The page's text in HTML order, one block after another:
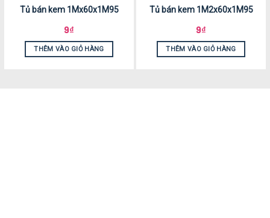
Tủ bán kem 1Mx60x1M95
9₫
THÊM VÀO GIỎ HÀNG
Tủ bán kem 1M2x60x1M95
9₫
THÊM VÀO GIỎ HÀNG